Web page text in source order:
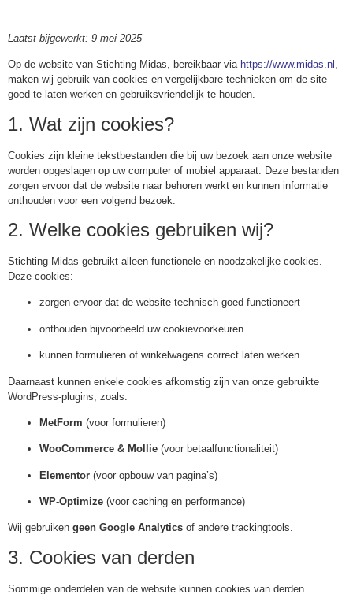
Laatst bijgewerkt: 9 mei 2025
Op de website van Stichting Midas, bereikbaar via https://www.midas.nl ,
maken wij gebruik van cookies en vergelijkbare technieken om de site
goed te laten werken en gebruiksvriendelijk te houden.
1. Wat zijn cookies?
Cookies zijn kleine tekstbestanden die bij uw bezoek aan onze website
worden opgeslagen op uw computer of mobiel apparaat. Deze bestanden
zorgen ervoor dat de website naar behoren werkt en kunnen informatie
onthouden voor een volgend bezoek.
2. Welke cookies gebruiken wij?
Stichting Midas gebruikt alleen functionele en noodzakelijke cookies.
Deze cookies:
zorgen ervoor dat de website technisch goed functioneert
onthouden bijvoorbeeld uw cookievoorkeuren
kunnen formulieren of winkelwagens correct laten werken
Daarnaast kunnen enkele cookies afkomstig zijn van onze gebruikte
WordPress-plugins, zoals:
MetForm (voor formulieren)
WooCommerce & Mollie (voor betaalfunctionaliteit)
Elementor (voor opbouw van pagina’s)
WP-Optimize (voor caching en performance)
Wij gebruiken geen Google Analytics of andere trackingtools.
3. Cookies van derden
Sommige onderdelen van de website kunnen cookies van derden